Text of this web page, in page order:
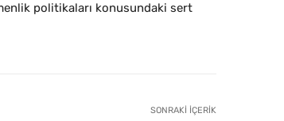
politikaları konusundaki sert
SONRAKI İÇERIK